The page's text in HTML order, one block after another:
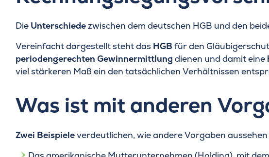
Die Unterschiedezwischen dem deutschen HGB und den
Vereinfacht dargestellt steht das HGB für den
periodengerechten Gewinnermittlung dienen und damit eine
viel stärkeren Maß ein den tatsächlichen Verhältnissen
Was ist mit anderen
Zwei Beispieleverdeutlichen, wie andere Vorgaben